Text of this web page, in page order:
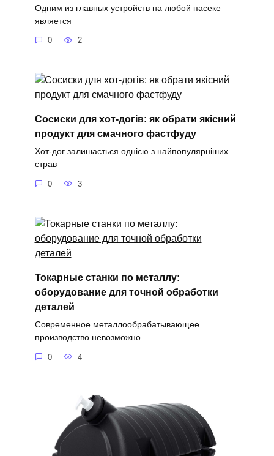
Одним из главных устройств на любой пасеке
является
0 2
Сосиски для хот-догів: як обрати якісний
продукт для смачного фастфуду
Хот-дог залишається однією з найпопулярніших
страв
0 3
Токарные станки по металлу:
оборудование для точной обработки
деталей
Современное металлообрабатывающее
производство невозможно
0 4